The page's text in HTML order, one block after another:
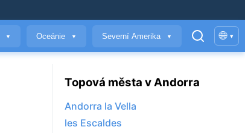
▼ Oceánie ▼ Severní Amerika ▼ 🌐 ▾
Topová města v Andorra
Andorra la Vella
les Escaldes